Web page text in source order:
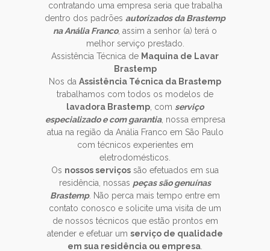
contratando uma empresa seria que trabalha
dentro dos padrões autorizados da Brastemp
na Anália Franco, assim a senhor (a) terá o
melhor serviço prestado.
Assistência Técnica de Maquina de Lavar
Brastemp
Nos da Assistência Técnica da Brastemp
trabalhamos com todos os modelos de
lavadora Brastemp , com serviço
especializado e com garantia, nossa empresa
atua na região da Anália Franco em São Paulo
com técnicos experientes em
eletrodomésticos.
Os nossos serviços são efetuados em sua
residência, nossas peças são genuínas
Brastemp. Não perca mais tempo entre em
contato conosco e solicite uma visita de um
de nossos técnicos que estão prontos em
atender e efetuar um serviço de qualidade
em sua residência ou empresa